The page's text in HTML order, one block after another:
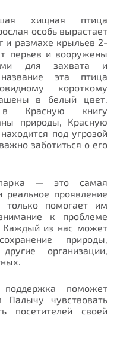
хищная птица
особь вырастает
и размахе крыльев 2-
перьев и вооружены
для захвата и
эта птица
короткому
в белый цвет.
Красную книгу
природы, Красную
находится под угрозой
заботиться о его
— это самая
реальное проявление
помогает им
к проблеме
Каждый из нас может
природы,
организации,
поможет
Палычу чувствовать
посетителей своей